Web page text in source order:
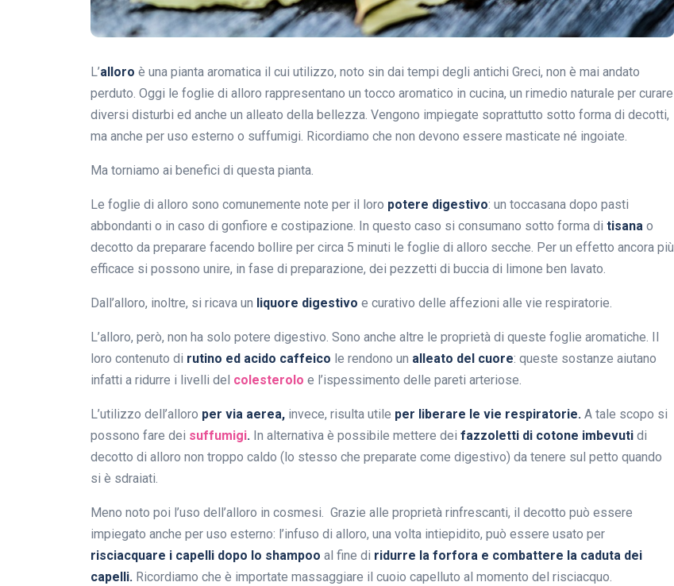
L’alloro è una pianta aromatica il cui utilizzo, noto sin dai tempi degli antichi Greci, non è mai andato
perduto. Oggi le foglie di alloro rappresentano un tocco aromatico in cucina, un rimedio naturale per curare
diversi disturbi ed anche un alleato della bellezza. Vengono impiegate soprattutto sotto forma di decotti,
ma anche per uso esterno o suffumigi. Ricordiamo che non devono essere masticate né ingoiate.
Ma torniamo ai benefici di questa pianta.
Le foglie di alloro sono comunemente note per il loro potere digestivo: un toccasana dopo pasti
abbondanti o in caso di gonfiore e costipazione. In questo caso si consumano sotto forma di tisana o
decotto da preparare facendo bollire per circa 5 minuti le foglie di alloro secche. Per un effetto ancora più
efficace si possono unire, in fase di preparazione, dei pezzetti di buccia di limone ben lavato.
Dall’alloro, inoltre, si ricava un liquore digestivo e curativo delle affezioni alle vie respiratorie.
L’alloro, però, non ha solo potere digestivo. Sono anche altre le proprietà di queste foglie aromatiche. Il
loro contenuto di rutino ed acido caffeico le rendono un alleato del cuore: queste sostanze aiutano
infatti a ridurre i livelli del colesterolo e l’ispessimento delle pareti arteriose.
L’utilizzo dell’alloro per via aerea, invece, risulta utile per liberare le vie respiratorie. A tale scopo si
possono fare dei suffumigi. In alternativa è possibile mettere dei fazzoletti di cotone imbevuti di
decotto di alloro non troppo caldo (lo stesso che preparate come digestivo) da tenere sul petto quando
si è sdraiati.
Meno noto poi l’uso dell’alloro in cosmesi. Grazie alle proprietà rinfrescanti, il decotto può essere
impiegato anche per uso esterno: l’infuso di alloro, una volta intiepidito, può essere usato per
risciacquare i capelli dopo lo shampoo al fine di ridurre la forfora e combattere la caduta dei
capelli. Ricordiamo che è importate massaggiare il cuoio capelluto al momento del risciacquo.